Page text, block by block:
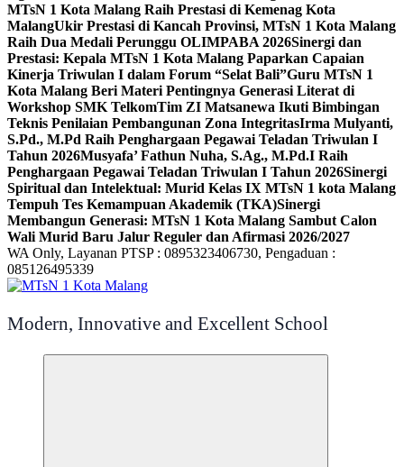
MTsN 1 Kota Malang Raih Prestasi di Kemenag Kota
MalangUkir Prestasi di Kancah Provinsi, MTsN 1 Kota Malang
Raih Dua Medali Perunggu OLIMPABA 2026Sinergi dan
Prestasi: Kepala MTsN 1 Kota Malang Paparkan Capaian
Kinerja Triwulan I dalam Forum “Selat Bali”Guru MTsN 1
Kota Malang Beri Materi Pentingnya Generasi Literat di
Workshop SMK TelkomTim ZI Matsanewa Ikuti Bimbingan
Teknis Penilaian Pembangunan Zona IntegritasIrma Mulyanti,
S.Pd., M.Pd Raih Penghargaan Pegawai Teladan Triwulan I
Tahun 2026Musyafa’ Fathun Nuha, S.Ag., M.Pd.I Raih
Penghargaan Pegawai Teladan Triwulan I Tahun 2026Sinergi
Spiritual dan Intelektual: Murid Kelas IX MTsN 1 kota Malang
Tempuh Tes Kemampuan Akademik (TKA)Sinergi
Membangun Generasi: MTsN 1 Kota Malang Sambut Calon
Wali Murid Baru Jalur Reguler dan Afirmasi 2026/2027
WA Only, Layanan PTSP : 0895323406730, Pengaduan :
085126495339
Modern, Innovative and Excellent School